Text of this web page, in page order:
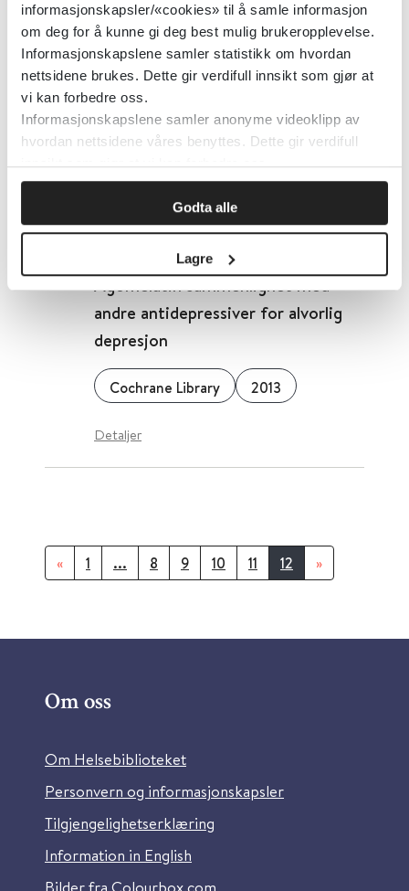
informasjonskapsler/«cookies» til å samle informasjon
om deg for å kunne gi deg best mulig brukeropplevelse.
Informasjonskapslene samler statistikk om hvordan
nettsidene brukes. Dette gir verdifull innsikt som gjør at
vi kan forbedre oss.
Informasjonskapslene samler anonyme videoklipp av
hvordan nettsidene våres benyttes. Dette gir verdifull
innsikt som gjør at vi kan forbedre oss.
Godta alle
Lagre
Detaljer
Aktiv placebo versus
antidepressiver mot depresjon
Cochrane Library 2004
Agomelatin sammenlignet med
andre antidepressiver for alvorlig
depresjon
Cochrane Library 2013
Detaljer
« 1 ... 8 9 10 11 12 »
Om oss
Om Helsebiblioteket
Personvern og informasjonskapsler
Tilgjengelighetserklæring
Information in English